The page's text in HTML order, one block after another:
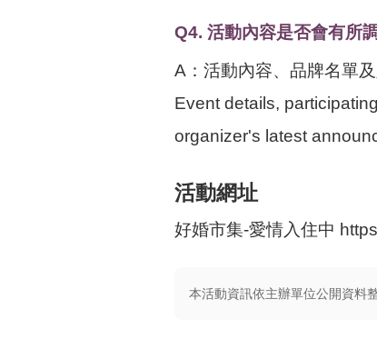
Q4. 活動內容是否會有所
A：活動內容、品牌名單
Event details,
organizer's latest
活動網址
好婚市集-愛情入住中
本活動資訊依主辦單位公開資料